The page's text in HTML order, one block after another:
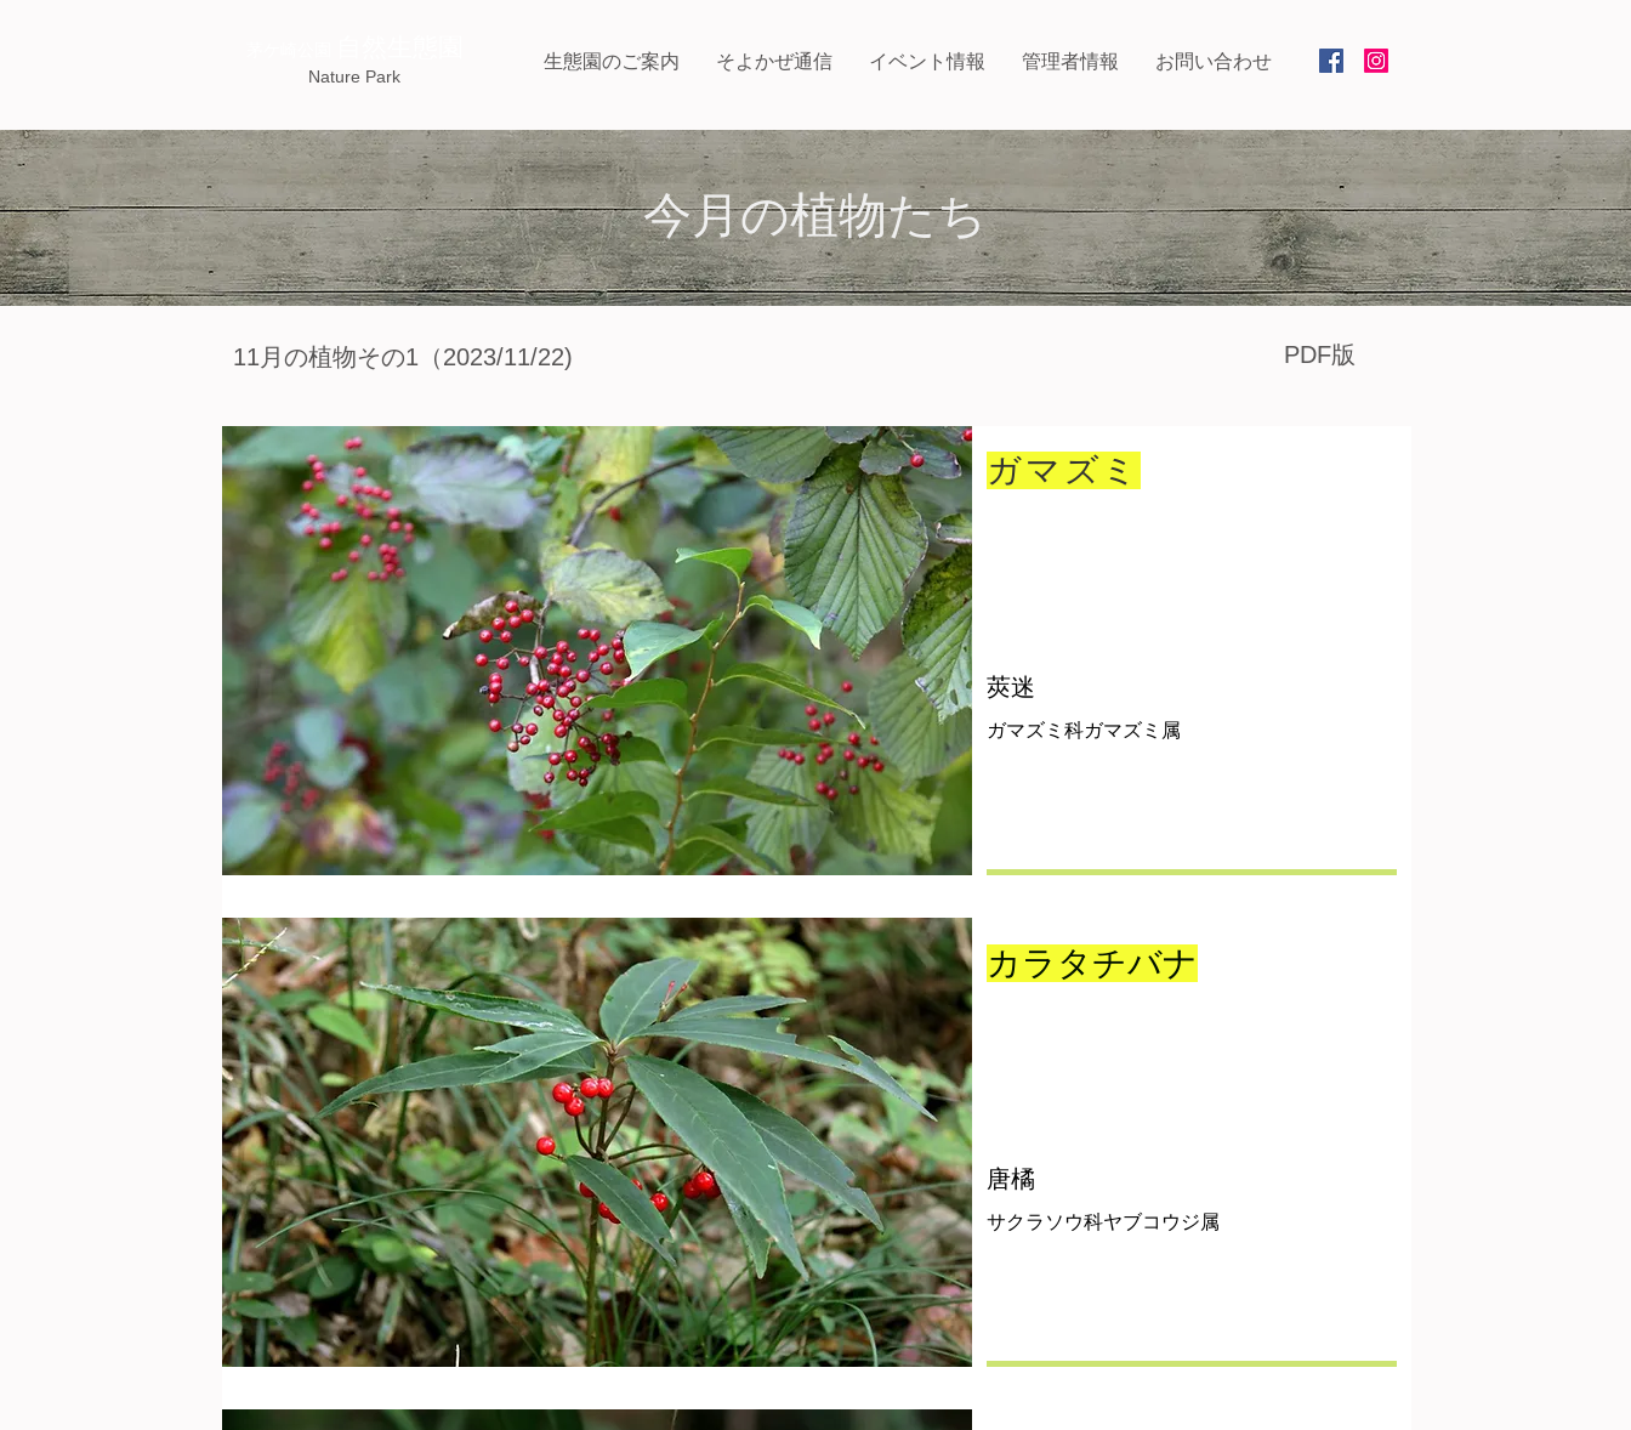
Nature Park
生態園のご案内 そよかぜ通信 イベント情報 管理者情報 お問い合わせ
今月の植物たち
11月の植物その1（2023/11/22) PDF版
ガマズミ
莢迷
ガマズミ科ガマズミ属
カラタチバナ
唐橘
サクラソウ科ヤブコウジ属